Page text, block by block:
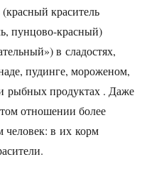
краситель
пунцово-красный)
в сладостях,
пудинге, мороженом,
рыбных продуктах . Даже
отношении более
человек: в их корм